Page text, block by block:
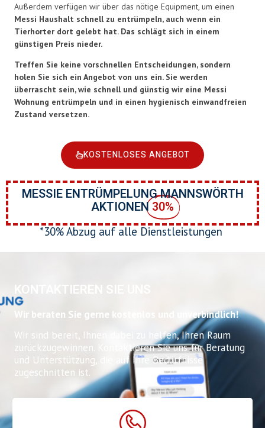
Außerdem verfügen wir über das nötige Equipment, um einen
Messi Haushalt schnell zu entrümpeln, auch wenn ein
Tierhorter dort gelebt hat. Das schlägt sich in einem
günstigen Preis nieder.
Treffen Sie keine vorschnellen Entscheidungen, sondern
holen Sie sich ein Angebot von uns ein. Sie werden
überrascht sein, wie schnell und günstig wir eine Messi
Wohnung entrümpeln und in einen hygienisch einwandfreien
Zustand versetzen.
KOSTENLOSES ANGEBOT
MESSIE ENTRÜMPELUNG MANNSWÖRTH
AKTIONEN30%
*30% Abzug auf alle Dienstleistungen
KONTAKTIEREN SIE UNS
Wir beraten Sie gerne kostenlos und unverbindlich!
Wir sind bereit, Ihnen dabei zu helfen, Ihren Raum
zurückzugewinnen. Kontaktieren Sie uns für Beratung
und Unterstützung, die auf Ihre Bedürfnisse
zugeschnitten ist.